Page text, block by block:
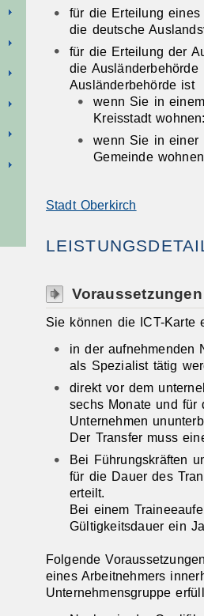
für die Erteilung
die deutsche
für die Erteilung der
die Ausländerbehörde
Ausländerbehörde ist
wenn Sie in
Kreisstadt
wenn Sie in einer
Gemeinde
Stadt Oberkirch
Voraussetzungen
Sie können die ICT-Karte
in der aufnehmenden
als Spezialist tätig
direkt vor dem
sechs Monate und für
Unternehmen
Der Transfer muss
Bei Führungskräften
für die Dauer des
erteilt.
Bei einem
Gültigkeitsdauer ein
Folgende
eines Arbeitnehmers
Unternehmensgruppe